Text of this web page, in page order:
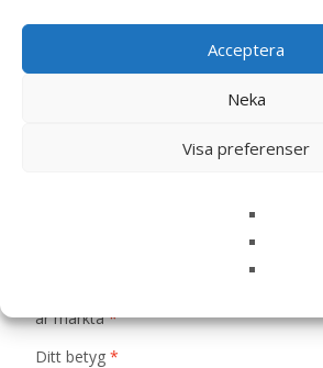
Acceptera
Neka
Visa preferenser
Det finns inga recensioner än.
Bli först med att recensera
Venison Torrfoder till Hund –
är märkta*
Ditt betyg *